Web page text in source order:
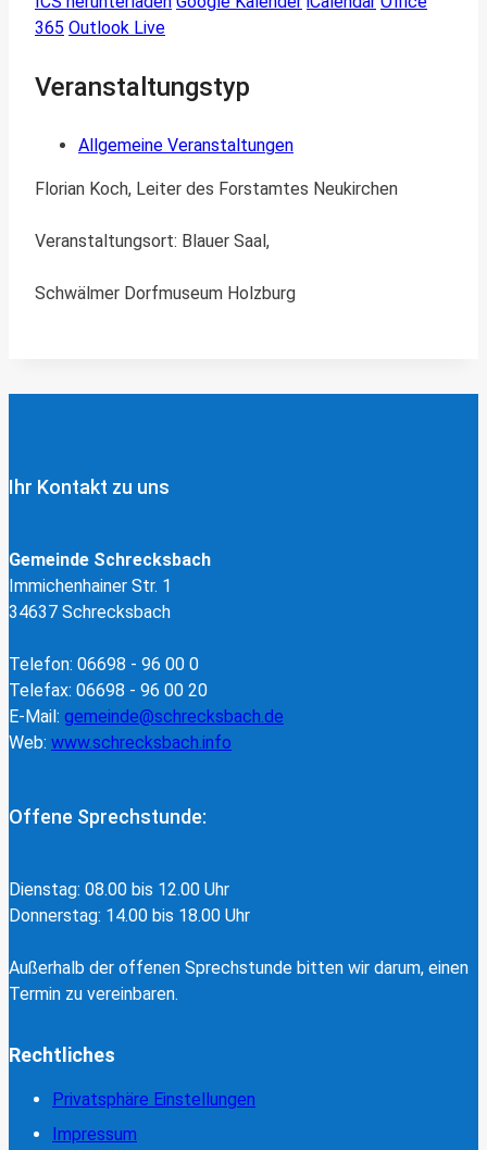
365 Outlook Live
Veranstaltungstyp
Allgemeine Veranstaltungen
Florian Koch, Leiter des Forstamtes Neukirchen
Veranstaltungsort: Blauer Saal,
Schwälmer Dorfmuseum Holzburg
Ihr Kontakt zu uns
Gemeinde Schrecksbach
Immichenhainer Str. 1
34637 Schrecksbach
Telefon: 06698 - 96 00 0
Telefax: 06698 - 96 00 20
E-Mail: gemeinde@schrecksbach.de
Web: www.schrecksbach.info
Offene Sprechstunde:
Dienstag: 08.00 bis 12.00 Uhr
Donnerstag: 14.00 bis 18.00 Uhr
Außerhalb der offenen Sprechstunde bitten wir darum, einen
Termin zu vereinbaren.
Rechtliches
Privatsphäre Einstellungen
Impressum